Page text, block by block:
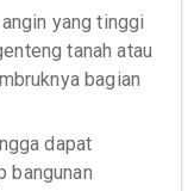
yang tinggi
tanah atau
bagian
dapat
bangunan